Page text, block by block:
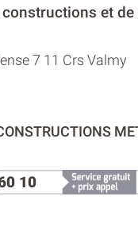
et
7 11 Crs Valmy
10